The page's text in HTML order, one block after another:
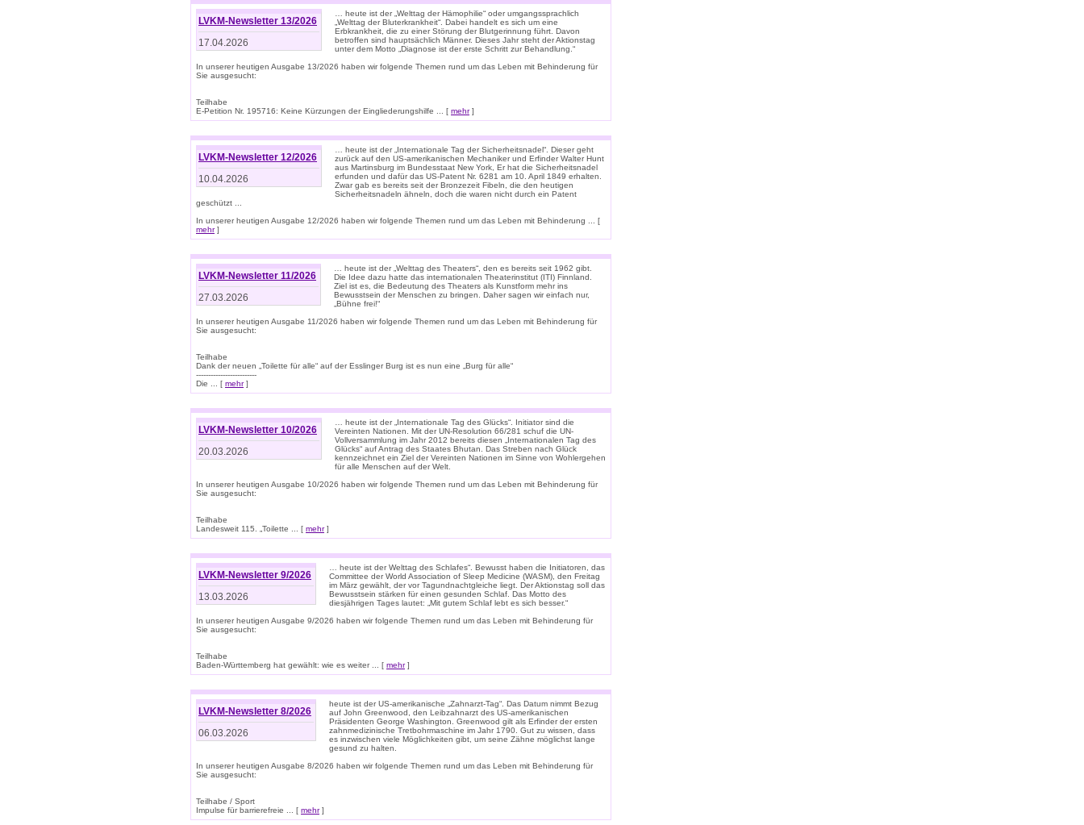
LVKM-Newsletter 13/2026
17.04.2026
… heute ist der „Welttag der Hämophilie“ oder umgangssprachlich
„Welttag der Bluterkrankheit“. Dabei handelt es sich um eine
Erbkrankheit, die zu einer Störung der Blutgerinnung führt. Davon
betroffen sind hauptsächlich Männer. Dieses Jahr steht der Aktionstag
unter dem Motto „Diagnose ist der erste Schritt zur Behandlung.“
In unserer heutigen Ausgabe 13/2026 haben wir folgende Themen rund um das Leben mit Behinderung für
Sie ausgesucht:
Teilhabe
E-Petition Nr. 195716: Keine Kürzungen der Eingliederungshilfe ... [ mehr]
LVKM-Newsletter 12/2026
10.04.2026
… heute ist der „Internationale Tag der Sicherheitsnadel“. Dieser geht
zurück auf den US-amerikanischen Mechaniker und Erfinder Walter Hunt
aus Martinsburg im Bundesstaat New York, Er hat die Sicherheitsnadel
erfunden und dafür das US-Patent Nr. 6281 am 10. April 1849 erhalten.
Zwar gab es bereits seit der Bronzezeit Fibeln, die den heutigen
Sicherheitsnadeln ähneln, doch die waren nicht durch ein Patent
geschützt ...
In unserer heutigen Ausgabe 12/2026 haben wir folgende Themen rund um das Leben mit Behinderung ... [
mehr]
LVKM-Newsletter 11/2026
27.03.2026
… heute ist der „Welttag des Theaters“, den es bereits seit 1962 gibt.
Die Idee dazu hatte das internationalen Theaterinstitut (ITI) Finnland.
Ziel ist es, die Bedeutung des Theaters als Kunstform mehr ins
Bewusstsein der Menschen zu bringen. Daher sagen wir einfach nur,
„Bühne frei!“
In unserer heutigen Ausgabe 11/2026 haben wir folgende Themen rund um das Leben mit Behinderung für
Sie ausgesucht:
Teilhabe
Dank der neuen „Toilette für alle“ auf der Esslinger Burg ist es nun eine „Burg für alle“
-------------------------
Die ... [ mehr]
LVKM-Newsletter 10/2026
20.03.2026
… heute ist der „Internationale Tag des Glücks“. Initiator sind die
Vereinten Nationen. Mit der UN-Resolution 66/281 schuf die UN-
Vollversammlung im Jahr 2012 bereits diesen „Internationalen Tag des
Glücks“ auf Antrag des Staates Bhutan. Das Streben nach Glück
kennzeichnet ein Ziel der Vereinten Nationen im Sinne von Wohlergehen
für alle Menschen auf der Welt.
In unserer heutigen Ausgabe 10/2026 haben wir folgende Themen rund um das Leben mit Behinderung für
Sie ausgesucht:
Teilhabe
Landesweit 115. „Toilette ... [ mehr]
LVKM-Newsletter 9/2026
13.03.2026
… heute ist der Welttag des Schlafes“. Bewusst haben die Initiatoren, das
Committee der World Association of Sleep Medicine (WASM), den Freitag
im März gewählt, der vor Tagundnachtgleiche liegt. Der Aktionstag soll das
Bewusstsein stärken für einen gesunden Schlaf. Das Motto des
diesjährigen Tages lautet: „Mit gutem Schlaf lebt es sich besser.“
In unserer heutigen Ausgabe 9/2026 haben wir folgende Themen rund um das Leben mit Behinderung für
Sie ausgesucht:
Teilhabe
Baden-Württemberg hat gewählt: wie es weiter ... [ mehr]
LVKM-Newsletter 8/2026
06.03.2026
heute ist der US-amerikanische „Zahnarzt-Tag“. Das Datum nimmt Bezug
auf John Greenwood, den Leibzahnarzt des US-amerikanischen
Präsidenten George Washington. Greenwood gilt als Erfinder der ersten
zahnmedizinische Tretbohrmaschine im Jahr 1790. Gut zu wissen, dass
es inzwischen viele Möglichkeiten gibt, um seine Zähne möglichst lange
gesund zu halten.
In unserer heutigen Ausgabe 8/2026 haben wir folgende Themen rund um das Leben mit Behinderung für
Sie ausgesucht:
Teilhabe / Sport
Impulse für barrierefreie ... [ mehr]